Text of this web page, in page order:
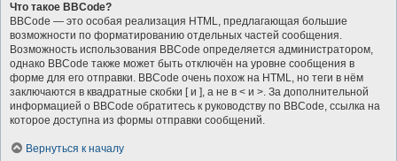
Что такое BBCode?
BBCode — это особая реализация HTML, предлагающая большие
возможности по форматированию отдельных частей сообщения.
Возможность использования BBCode определяется администратором,
однако BBCode также может быть отключён на уровне сообщения в
форме для его отправки. BBCode очень похож на HTML, но теги в нём
заключаются в квадратные скобки [ и ], а не в < и >. За дополнительной
информацией о BBCode обратитесь к руководству по BBCode, ссылка на
которое доступна из формы отправки сообщений.
Вернуться к началу